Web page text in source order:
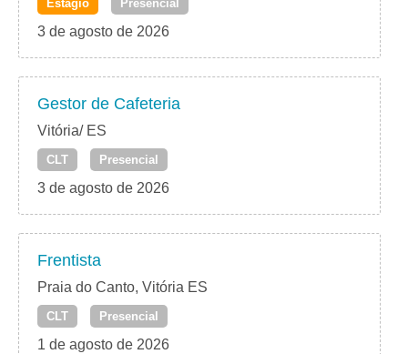
Estágio Presencial
3 de agosto de 2026
Gestor de Cafeteria
Vitória/ ES
CLT Presencial
3 de agosto de 2026
Frentista
Praia do Canto, Vitória ES
CLT Presencial
1 de agosto de 2026